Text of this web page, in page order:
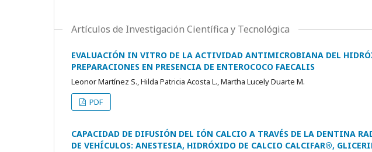
Artículos de Investigación Científica y Tecnológica
EVALUACIÓN IN VITRO DE LA ACTIVIDAD ANTIMICROBIANA DEL
PREPARACIONES EN PRESENCIA DE ENTEROCOCO FAECALIS
Leonor Martínez S., Hilda Patricia Acosta L., Martha Lucely Duarte M.
PDF
CAPACIDAD DE DIFUSIÓN DEL IÓN CALCIO A TRAVÉS DE LA DENTINA
DE VEHÍCULOS: ANESTESIA, HIDRÓXIDO DE CALCIO CALCIFAR®,